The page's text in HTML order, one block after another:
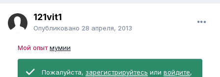
121vit1
Опубликовано 28 апреля, 2013
Мой опытмумии
Пожалуйста, зарегистрируйтесь или войдите,